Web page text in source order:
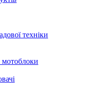
техніки
мотоблоки